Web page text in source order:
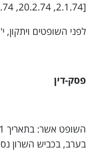
[2.1.74, 20.2.74, 20.3.74]
לפני השופטים ויתקון,
פסק-דין
בערב, בכביש השרון